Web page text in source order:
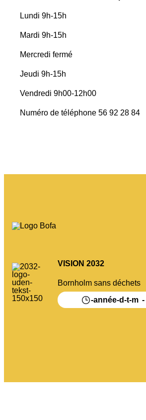
Lundi 9h-15h
Mardi 9h-15h
Mercredi fermé
Jeudi 9h-15h
Vendredi 9h00-12h00
Numéro de téléphone 56 92 28 84
VISION 2032
Bornholm sans déchets
-année-d-t-m -